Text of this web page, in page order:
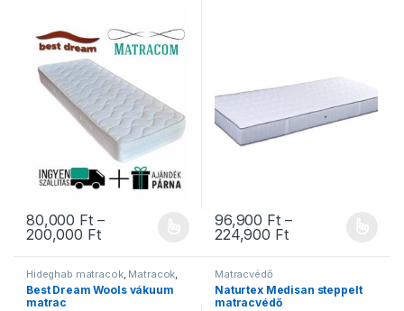
80,000 Ft –
200,000 FtÁrtartomány: 80,000 Ft - 200,000 Ft
Ennek a terméknek több variációja van. A változatok a
96,900 Ft –
224,900 FtÁrtartomány:
Ennek a terméknek több
Hideghab matracok, Matracok
Ortopéd matracok , Szivacs
matracok,Vákuum matracok
Best Dream Wools vákuum
matrac
Matracvédő
Naturtex Medisan steppelt
matracvédő